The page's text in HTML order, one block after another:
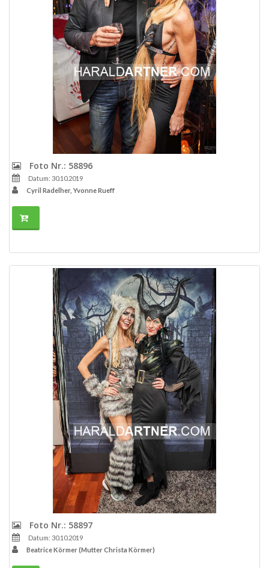
Foto Nr.: 58896
Datum: 30.10.2019
Cyril Radelher, Yvonne Rueff
Foto Nr.: 58897
Datum: 30.10.2019
Beatrice Körmer (Mutter Christa Körmer)